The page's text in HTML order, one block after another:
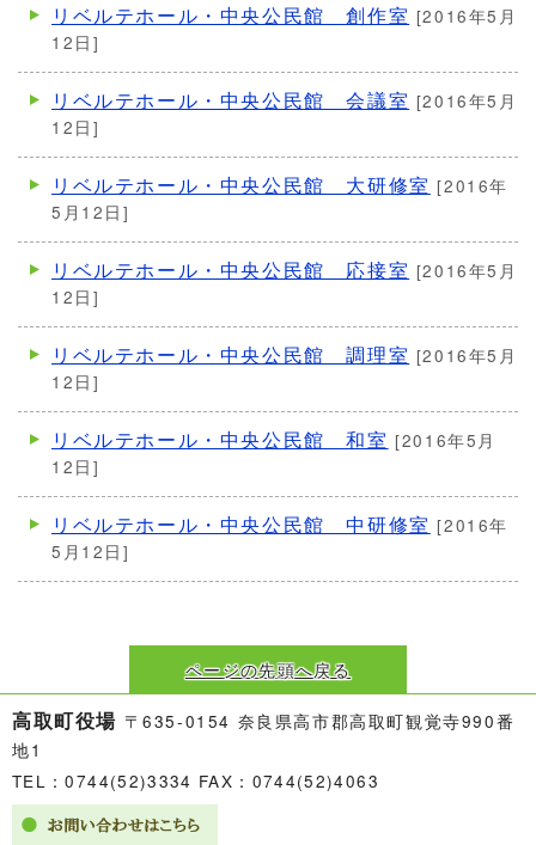
リベルテホール・中央公民館 創作室 [2016年5月
12日]
リベルテホール・中央公民館 会議室 [2016年5月
12日]
リベルテホール・中央公民館 大研修室 [2016年
5月12日]
リベルテホール・中央公民館 応接室 [2016年5月
12日]
リベルテホール・中央公民館 調理室 [2016年5月
12日]
リベルテホール・中央公民館 和室 [2016年5月
12日]
リベルテホール・中央公民館 中研修室 [2016年
5月12日]
ページの先頭へ戻る
高取町役場 〒635-0154 奈良県高市郡高取町観覚寺990番
地1
TEL：0744(52)3334 FAX：0744(52)4063